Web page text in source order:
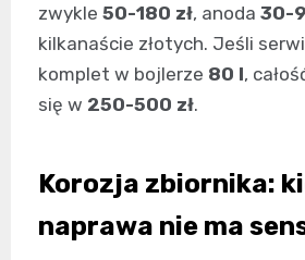
zwykle 50-180 zł, anoda 30-
kilkanaście złotych. Jeśli
komplet w bojlerze 80 l,
się w 250-500 zł.
Korozja zbiornika:
naprawa nie ma